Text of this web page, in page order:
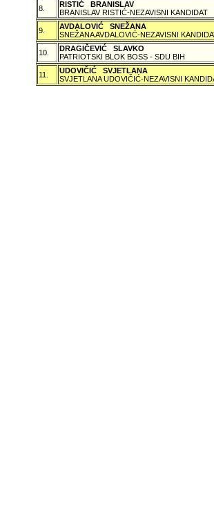
8.
RISTIĆ BRANISLAV
BRANISLAV RISTIĆ-NEZAVISNI KANDIDAT
9.
AVDALOVIĆ SNEŽANA
SNEŽANA AVDALOVIĆ-NEZAVISNI
10.
DRAGIČEVIĆ SLAVKO
PATRIOTSKI BLOK BOSS - SDU BIH
11.
UDOVIČIĆ SVJETLANA
SVJETLANA UDOVIČIĆ-NEZAVISNI